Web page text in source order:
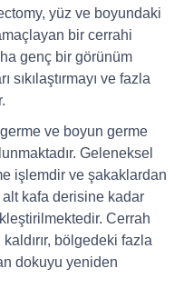
yüz ve boyundaki
bir cerrahi
genç bir görünüm
ve fazla
ve boyun germe
Geleneksel
işlemdir ve şakaklardan
alt kafa derisine kadar
Cerrah
bölgedeki fazla
dokuyu yeniden